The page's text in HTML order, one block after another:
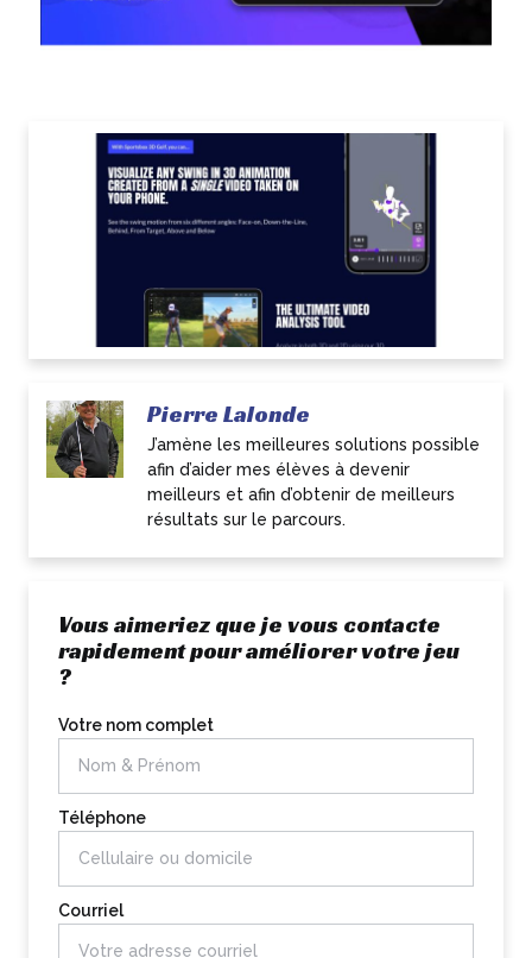
Pierre Lalonde
J’amène les meilleures solutions possible
afin d’aider mes élèves à devenir
meilleurs et afin d’obtenir de meilleurs
résultats sur le parcours.
Vous aimeriez que je vous contacte
rapidement pour améliorer votre jeu
?
Votre nom complet
Téléphone
Courriel